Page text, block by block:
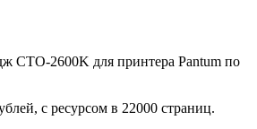
CTO-2600K для принтера Pantum по
с ресурсом в 22000 страниц.